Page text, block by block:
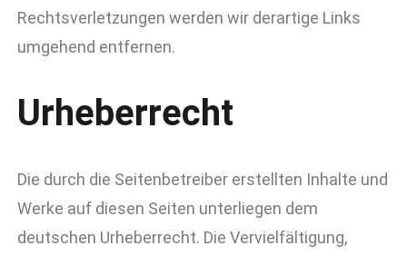
Rechtsverletzungen werden wir derartige Links
umgehend entfernen.
Urheberrecht
Die durch die Seitenbetreiber erstellten Inhalte und
Werke auf diesen Seiten unterliegen dem
deutschen Urheberrecht. Die Vervielfältigung,